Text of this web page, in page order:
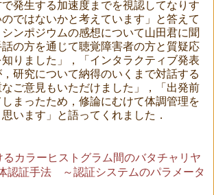
発生する加速度までを視認してなりす
ではないかと考えています」と答えて
ンポジウムの感想について山田君に聞
の方を通じて聴覚障害者の方と質疑応
りました」，「インタラクティブ発表
研究について納得のいくまで対話する
ご意見もいただけました」，「出発前
まったため，修論にむけて体調管理を
います」と語ってくれました．
カラーヒストグラム間のバタチャリヤ
認証手法 ～認証システムのパラメータ